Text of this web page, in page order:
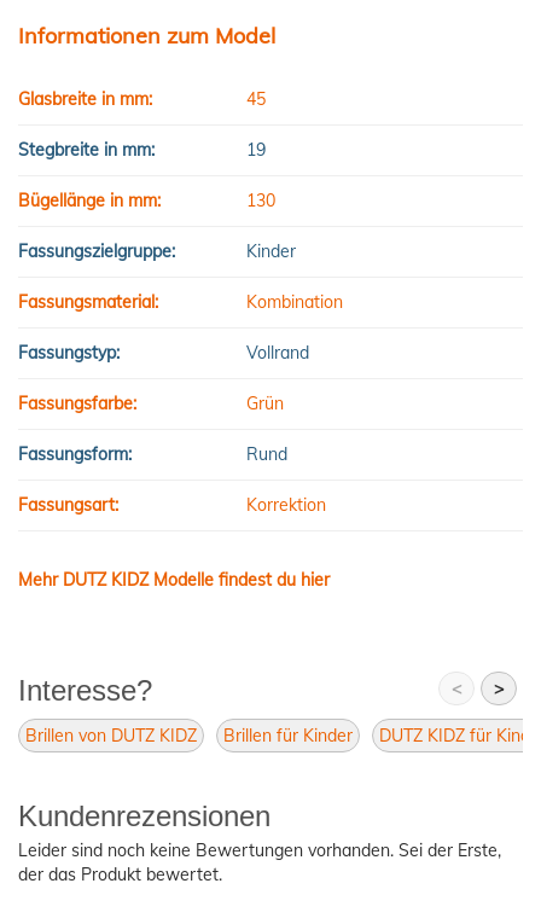
Informationen zum Model
Glasbreite in mm: 45
Stegbreite in mm: 19
Bügellänge in mm: 130
Fassungszielgruppe: Kinder
Fassungsmaterial: Kombination
Fassungstyp: Vollrand
Fassungsfarbe: Grün
Fassungsform: Rund
Fassungsart: Korrektion
Mehr DUTZ KIDZ Modelle findest du hier
Interesse? < >
Brillen von DUTZ KIDZ Brillen für Kinder DUTZ KIDZ für
Kundenrezensionen
Leider sind noch keine Bewertungen vorhanden. Sei der Erste,
der das Produkt bewertet.